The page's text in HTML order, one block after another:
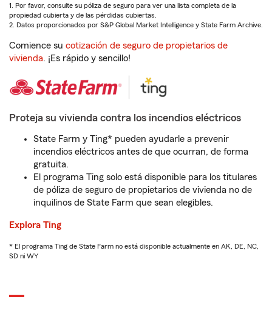
1. Por favor, consulte su póliza de seguro para ver una lista completa de la
propiedad cubierta y de las pérdidas cubiertas.
2. Datos proporcionados por S&P Global Market Intelligence y State Farm Archive.
Comience su cotización de seguro de propietarios de
vivienda. ¡Es rápido y sencillo!
Proteja su vivienda contra los incendios eléctricos
State Farm y Ting* pueden ayudarle a prevenir
incendios eléctricos antes de que ocurran, de forma
gratuita.
El programa Ting solo está disponible para los titulares
de póliza de seguro de propietarios de vivienda no de
inquilinos de State Farm que sean elegibles.
Explora Ting
* El programa Ting de State Farm no está disponible actualmente en AK, DE, NC,
SD ni WY